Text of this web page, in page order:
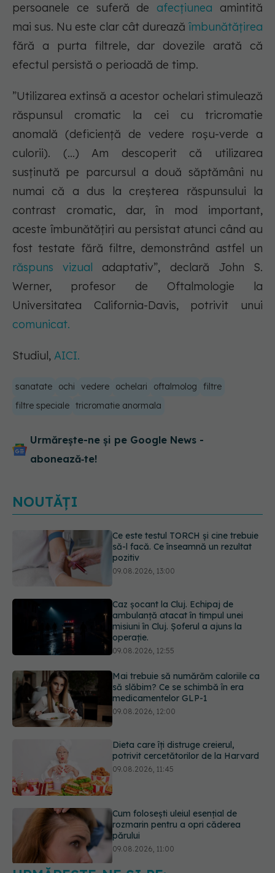
persoanele ce suferă de afecțiunea amintită
mai sus. Nu este clar cât durează îmbunătățirea
fără a purta filtrele, dar dovezile arată că
efectul persistă o perioadă de timp.
”Utilizarea extinsă a acestor ochelari stimulează
răspunsul cromatic la cei cu tricromatie
anomală (deficiență de vedere roșu-verde a
culorii). (…) Am descoperit că utilizarea
susținută pe parcursul a două săptămâni nu
numai că a dus la creșterea răspunsului la
contrast cromatic, dar, în mod important,
aceste îmbunătățiri au persistat atunci când au
fost testate fără filtre, demonstrând astfel un
răspuns vizual adaptativ”, declară John S.
Werner, profesor de Oftalmologie la
Universitatea California-Davis, potrivit unui
comunicat.
Studiul, AICI.
sanatate ochi vedere ochelari oftalmolog
filtre
filtre speciale tricromatie anormala
Urmărește-ne și pe Google News -
abonează‑te!
NOUTĂȚI
Caz șocant la Cluj. Echipaj de
ambulanță atacat în timpul unei
misiuni în Cluj. Șoferul a ajuns la
Mai trebuie să numărăm caloriile ca
să slăbim? Ce se schimbă în era
medicamentelor GLP-1
09.08.2026, 12:00
Dieta care îți distruge creierul,
potrivit cercetătorilor de la Harvard
09.08.2026, 11:45
Cum folosești uleiul esențial de
rozmarin pentru a opri căderea
Ce este testul TORCH și cine trebuie
să-l facă. Ce înseamnă un rezultat
pozitiv